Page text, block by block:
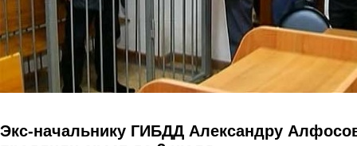
Экс-начальнику ГИБДД Александру